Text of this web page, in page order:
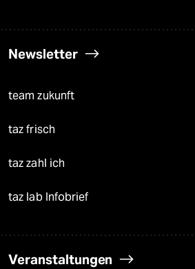
Newsletter
team zukunft
taz frisch
taz zahl ich
taz lab Infobrief
Veranstaltungen